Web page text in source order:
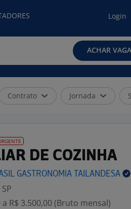
Login
ACHAR
Contrato Jornada
DE COZINHA
GASTRONOMIA TAILANDESA
a R$ 3.500,00 (Bruto mensal)